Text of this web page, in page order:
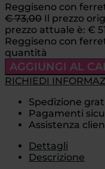
Reggiseno con
€73,00 Il prezzo
prezzo attuale è: €
Reggiseno con
quantità
AGGIUNGI AL
RICHIEDI
Spedizione
Pagamenti
Assistenza
Dettagli
Descrizione